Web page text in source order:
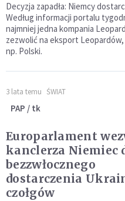
Decyzja zapadła: Niemcy
Według informacji portalu
najmniej jedna kompania
zezwolić na eksport
np. Polski.
3 lata temu ŚWIAT
PAP / tk
Europarlament
kanclerza Niemiec
bezzwłocznego
dostarczenia
czołgów